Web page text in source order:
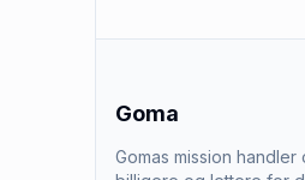
Goma
Gomas mission